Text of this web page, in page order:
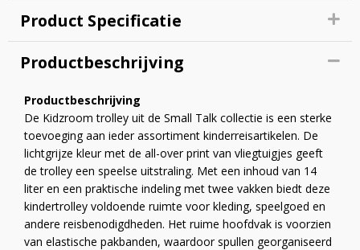
Product Specificatie
Productbeschrijving
Productbeschrijving
De Kidzroom trolley uit de Small Talk collectie is een sterke
toevoeging aan ieder assortiment kinderreisartikelen. De
lichtgrijze kleur met de all-over print van vliegtuigjes geeft
de trolley een speelse uitstraling. Met een inhoud van 14
liter en een praktische indeling met twee vakken biedt deze
kindertrolley voldoende ruimte voor kleding, speelgoed en
andere reisbenodigdheden. Het ruime hoofdvak is voorzien
van elastische pakbanden, waardoor spullen georganiseerd